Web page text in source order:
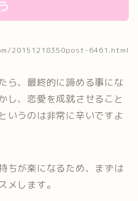
20151218350post-6461.html
ら、最終的に諦める事にな
し、恋愛を成就させること
いうのは非常に辛いですよ
ちが楽になるため、まずは
メします。